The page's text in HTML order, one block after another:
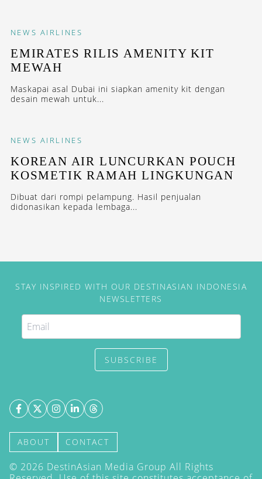
NEWS AIRLINES
EMIRATES RILIS AMENITY KIT
MEWAH
Maskapai asal Dubai ini siapkan amenity kit dengan
desain mewah untuk...
NEWS AIRLINES
KOREAN AIR LUNCURKAN POUCH
KOSMETIK RAMAH LINGKUNGAN
Dibuat dari rompi pelampung. Hasil penjualan
didonasikan kepada lembaga...
STAY INSPIRED WITH OUR DESTINASIAN INDONESIA
NEWSLETTERS
SUBSCRIBE
ABOUT CONTACT
© 2026 DestinAsian Media Group All Rights